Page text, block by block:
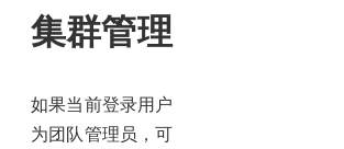
集群管理
如果当前登录用户
为团队管理员，可